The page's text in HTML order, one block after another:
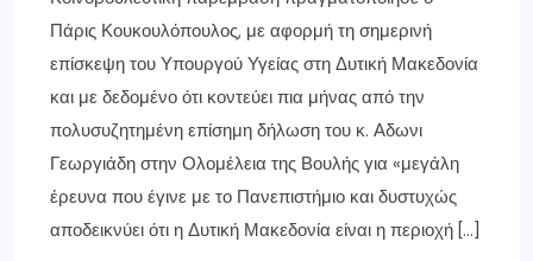
Πάρις Κουκουλόπουλος, με αφορμή τη σημερινή
επίσκεψη του Υπουργού Υγείας στη Δυτική Μακεδονία
και με δεδομένο ότι κοντεύει πια μήνας από την
πολυσυζητημένη επίσημη δήλωση του κ. Αδωνι
Γεωργιάδη στην Ολομέλεια της Βουλής για «μεγάλη
έρευνα που έγινε με το Πανεπιστήμιο και δυστυχώς
αποδεικνύει ότι η Δυτική Μακεδονία είναι η περιοχή […]